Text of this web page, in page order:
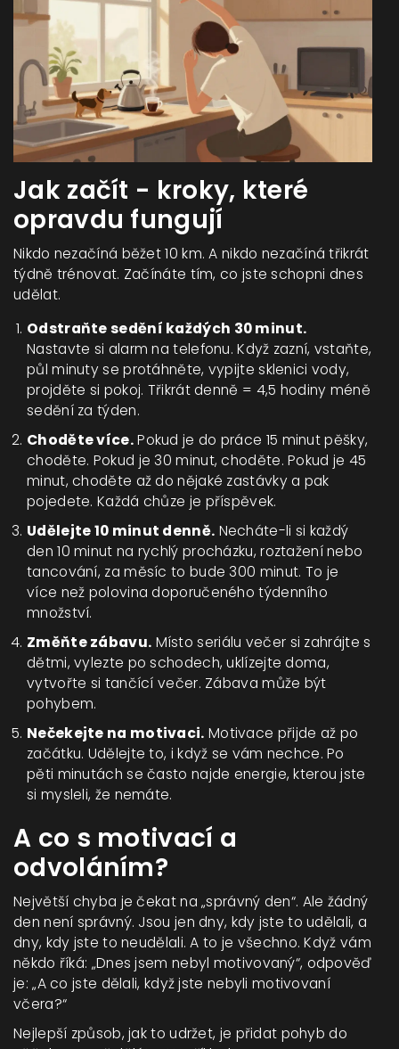
Jak začít - kroky, které
opravdu fungují
Nikdo nezačíná běžet 10 km. A nikdo nezačíná třikrát
týdně trénovat. Začínáte tím, co jste schopni dnes
udělat.
Odstraňte sedění každých 30 minut.
Nastavte si alarm na telefonu. Když zazní, vstaňte,
půl minuty se protáhněte, vypijte sklenici vody,
projděte si pokoj. Třikrát denně = 4,5 hodiny méně
sedění za týden.
Choděte více.Pokud je do práce 15 minut pěšky,
choděte. Pokud je 30 minut, choděte. Pokud je 45
minut, choděte až do nějaké zastávky a pak
pojedete. Každá chůze je příspěvek.
Udělejte 10 minut denně. Necháte-li si každý
den 10 minut na rychlý procházku, roztažení nebo
tancování, za měsíc to bude 300 minut. To je
více než polovina doporučeného týdenního
množství.
Změňte zábavu. Místo seriálu večer si zahrájte s
dětmi, vylezte po schodech, uklízejte doma,
vytvořte si tančící večer. Zábava může být
pohybem.
Nečekejte na motivaci. Motivace přijde až po
začátku. Udělejte to, i když se vám nechce. Po
pěti minutách se často najde energie, kterou jste
si mysleli, že nemáte.
A co s motivací a
odvoláním?
Největší chyba je čekat na „správný den“. Ale žádný
den není správný. Jsou jen dny, kdy jste to udělali, a
dny, kdy jste to neudělali. A to je všechno. Když vám
někdo říká: „Dnes jsem nebyl motivovaný“, odpověď
je: „A co jste dělali, když jste nebyli motivovaní
včera?“
Nejlepší způsob, jak to udržet, je přidat pohyb do